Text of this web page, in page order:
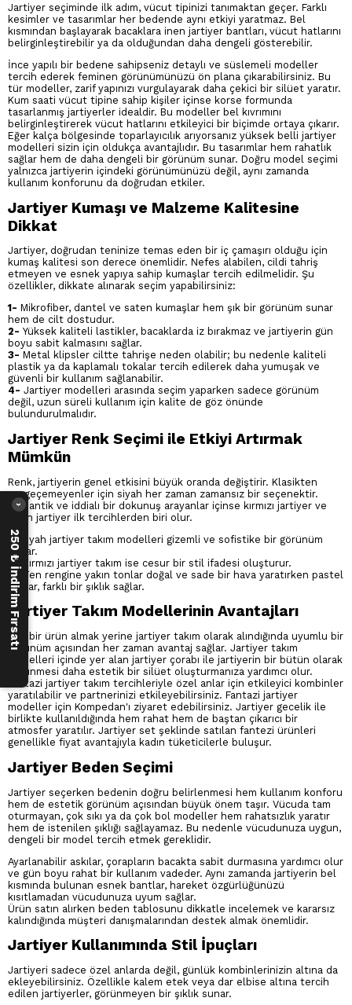
Jartiyer seçiminde ilk adım, vücut tipinizi tanımaktan geçer. Farklı
kesimler ve tasarımlar her bedende aynı etkiyi yaratmaz. Bel
kısmından başlayarak bacaklara inen jartiyer bantları, vücut hatlarını
belirginleştirebilir ya da olduğundan daha dengeli gösterebilir.
İnce yapılı bir bedene sahipseniz detaylı ve süslemeli modeller
tercih ederek feminen görünümünüzü ön plana çıkarabilirsiniz. Bu
tür modeller, zarif yapınızı vurgulayarak daha çekici bir silüet yaratır.
Kum saati vücut tipine sahip kişiler içinse korse formunda
tasarlanmış jartiyerler idealdir. Bu modeller bel kıvrımını
belirginleştirerek vücut hatlarını etkileyici bir biçimde ortaya çıkarır.
Eğer kalça bölgesinde toparlayıcılık arıyorsanız yüksek belli jartiyer
modelleri sizin için oldukça avantajlıdır. Bu tasarımlar hem rahatlık
sağlar hem de daha dengeli bir görünüm sunar. Doğru model seçimi
yalnızca jartiyerin içindeki görünümünüzü değil, aynı zamanda
kullanım konforunu da doğrudan etkiler.
Jartiyer Kumaşı ve Malzeme Kalitesine
Dikkat
Jartiyer, doğrudan teninize temas eden bir iç çamaşırı olduğu için
kumaş kalitesi son derece önemlidir. Nefes alabilen, cildi tahriş
etmeyen ve esnek yapıya sahip kumaşlar tercih edilmelidir. Şu
özellikler, dikkate alınarak seçim yapabilirsiniz:
1- Mikrofiber, dantel ve saten kumaşlar hem şık bir görünüm sunar
hem de cilt dostudur.
2- Yüksek kaliteli lastikler, bacaklarda iz bırakmaz ve jartiyerin gün
boyu sabit kalmasını sağlar.
3- Metal klipsler ciltte tahrişe neden olabilir; bu nedenle kaliteli
plastik ya da kaplamalı tokalar tercih edilerek daha yumuşak ve
güvenli bir kullanım sağlanabilir.
4- Jartiyer modelleri arasında seçim yaparken sadece görünüm
değil, uzun süreli kullanım için kalite de göz önünde
bulundurulmalıdır.
Jartiyer Renk Seçimi ile Etkiyi Artırmak
Mümkün
Renk, jartiyerin genel etkisini büyük oranda değiştirir. Klasikten
vazgeçemeyenler için siyah her zaman zamansız bir seçenektir.
Romantik ve iddialı bir dokunuş arayanlar içinse kırmızı jartiyer ve
siyah jartiyer ilk tercihlerden biri olur.
1-
Siyah jartiyer takım modelleri gizemli ve sofistike bir görünüm
sunar.
2-
Kırmızı jartiyer takım ise cesur bir stil ifadesi oluşturur.
3-
Ten rengine yakın tonlar doğal ve sade bir hava yaratırken pastel
tonlar, farklı bir şıklık sağlar.
Jartiyer Takım Modellerinin Avantajları
Tek bir ürün almak yerine jartiyer takım olarak alındığında uyumlu bir
görünüm açısından her zaman avantaj sağlar. Jartiyer takım
modelleri içinde yer alan jartiyer çorabı ile jartiyerin bir bütün olarak
görünmesi daha estetik bir silüet oluşturmanıza yardımcı olur.
Fantazi jartiyer takım tercihleriyle özel anlar için etkileyici kombinler
yaratılabilir ve partnerinizi etkileyebilirsiniz. Fantazi jartiyer
modeller için Kompedan'ı ziyaret edebilirsiniz. Jartiyer gecelik ile
birlikte kullanıldığında hem rahat hem de baştan çıkarıcı bir
atmosfer yaratılır. Jartiyer set şeklinde satılan fantezi ürünleri
genellikle fiyat avantajıyla kadın tüketicilerle buluşur.
Jartiyer Beden Seçimi
Jartiyer seçerken bedenin doğru belirlenmesi hem kullanım konforu
hem de estetik görünüm açısından büyük önem taşır. Vücuda tam
oturmayan, çok sıkı ya da çok bol modeller hem rahatsızlık yaratır
hem de istenilen şıklığı sağlayamaz. Bu nedenle vücudunuza uygun,
dengeli bir model tercih etmek gereklidir.
Ayarlanabilir askılar, çorapların bacakta sabit durmasına yardımcı olur
ve gün boyu rahat bir kullanım vadeder. Aynı zamanda jartiyerin bel
kısmında bulunan esnek bantlar, hareket özgürlüğünüzü
kısıtlamadan vücudunuza uyum sağlar.
Ürün satın alırken beden tablosunu dikkatle incelemek ve kararsız
kalındığında müşteri danışmalarından destek almak önemlidir.
Jartiyer Kullanımında Stil İpuçları
Jartiyeri sadece özel anlarda değil, günlük kombinlerinizin altına da
ekleyebilirsiniz. Özellikle kalem etek veya dar elbise altına tercih
edilen jartiyerler, görünmeyen bir şıklık sunar.
250 ₺ İndirim Fırsatı
›